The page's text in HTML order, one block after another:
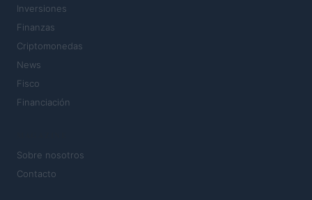
Inversiones
Finanzas
Criptomonedas
News
Fisco
Financiación
Sobre nosotros
Contacto